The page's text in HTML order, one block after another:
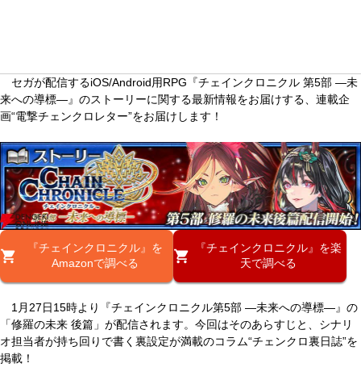
セガが配信するiOS/Android用RPG『チェインクロニクル 第5部 ―未
来への導標―』のストーリーに関する最新情報をお届けする、連載企
画“電撃チェンクロレター”をお届けします！
『チェインクロニクル』を
Amazonで調べる
『チェインクロニクル』を楽
天で調べる
1月27日15時より『チェインクロニクル第5部 ―未来への導標―』の
「修羅の未来 後篇」が配信されます。今回はそのあらすじと、シナリ
オ担当者が持ち回りで書く裏設定が満載のコラム“チェンクロ裏日誌”を
掲載！